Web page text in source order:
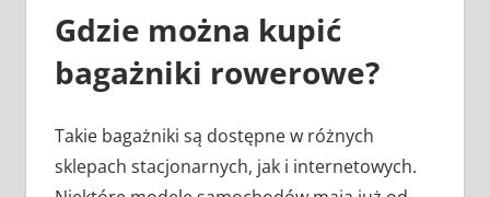
Gdzie można kupić
bagażniki rowerowe?
Takie bagażniki są dostępne w różnych
sklepach stacjonarnych, jak i internetowych.